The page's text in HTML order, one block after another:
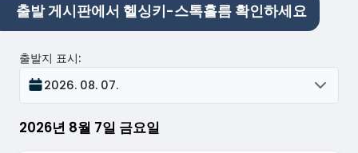
출발 게시판에서 헬싱키-스톡홀름 확인하세요
2026년 8월 7일 금요일
출발지 표시:
2026. 08. 07.